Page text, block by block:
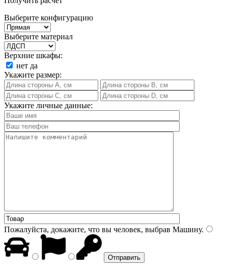
Выберите конфигурацию
Выберите материал
Верхние шкафы:
нет да
Укажите размер:
Укажите личные данные:
Пожалуйста, докажите, что вы человек, выбрав Машину.